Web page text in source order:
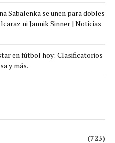
Sabalenka se unen para dobles
ni Jannik Sinner | Noticias
en fútbol hoy: Clasificatorios
y más.
(723)